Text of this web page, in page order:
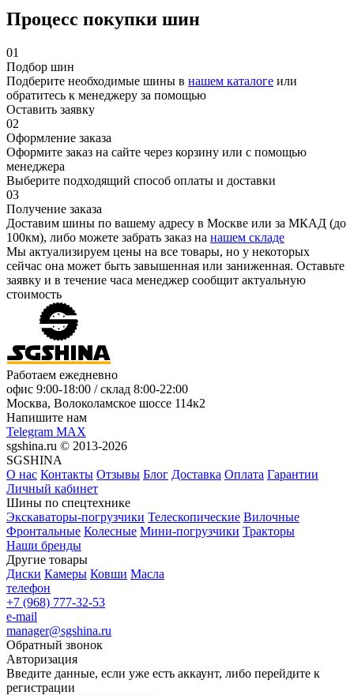
Процесс покупки шин
01
Подбор шин
Подберите необходимые шины в нашем каталоге или
обратитесь к менеджеру за помощью
Оставить заявку
02
Оформление заказа
Оформите заказ на сайте через корзину или с помощью
менеджера
Выберите подходящий способ оплаты и доставки
03
Получение заказа
Доставим шины по вашему адресу в Москве или за МКАД (до
100км), либо можете забрать заказ на нашем складе
Мы актуализируем цены на все товары, но у некоторых
сейчас она может быть завышенная или заниженная. Оставьте
заявку и в течение часа менеджер сообщит актуальную
стоимость
Работаем ежедневно
офис 9:00-18:00 / склад 8:00-22:00
Москва, Волоколамское шоссе 114к2
Напишите нам
Telegram MAX
sgshina.ru © 2013-2026
SGSHINA
О нас Контакты Отзывы Блог Доставка Оплата Гарантии
Личный кабинет
Шины по спецтехнике
Экскаваторы-погрузчики Телескопические Вилочные
Фронтальные Колесные Мини-погрузчики Тракторы
Наши бренды
Другие товары
Диски Камеры Ковши Масла
телефон
+7 (968) 777-32-53
e-mail
manager@sgshina.ru
Обратный звонок
Авторизация
Введите данные, если уже есть аккаунт, либо перейдите к
регистрации